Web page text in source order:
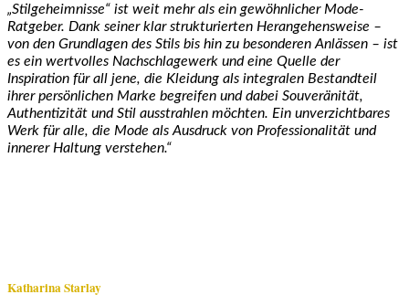
„Stilgeheimnisse“ ist weit mehr als ein gewöhnlicher Mode-
Ratgeber. Dank seiner klar strukturierten Herangehensweise –
von den Grundlagen des Stils bis hin zu besonderen Anlässen – ist
es ein wertvolles Nachschlagewerk und eine Quelle der
Inspiration für all jene, die Kleidung als integralen Bestandteil
ihrer persönlichen Marke begreifen und dabei Souveränität,
Authentizität und Stil ausstrahlen möchten. Ein unverzichtbares
Werk für alle, die Mode als Ausdruck von Professionalität und
innerer Haltung verstehen.“
Katharina Starlay